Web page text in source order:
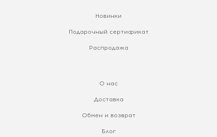
Новинки
Подарочный сертификат
Распродажа
О нас
Доставка
Обмен и возврат
Блог